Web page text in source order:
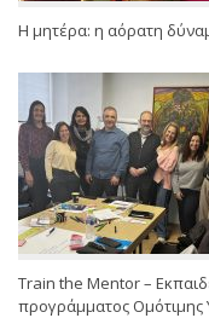
Η μητέρα: η αόρατη
Train the Mentor –
προγράμματος Ομότιμης